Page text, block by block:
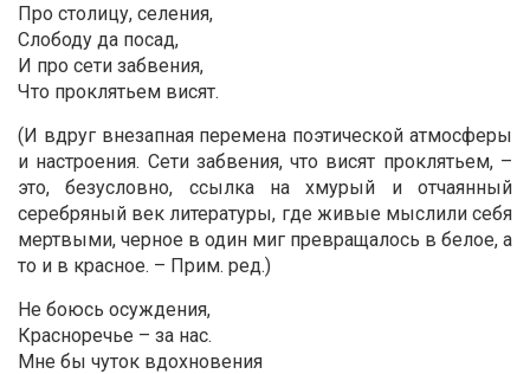
Про столицу, селения,
Слободу да посад,
И про сети забвения,
Что проклятьем висят.
(И вдруг внезапная перемена поэтической атмосферы
и настроения. Сети забвения, что висят проклятьем, –
это, безусловно, ссылка на хмурый и отчаянный
серебряный век литературы, где живые мыслили себя
мертвыми, черное в один миг превращалось в белое, а
то и в красное. – Прим. ред.)
Не боюсь осуждения,
Красноречье – за нас.
Мне бы чуток вдохновения